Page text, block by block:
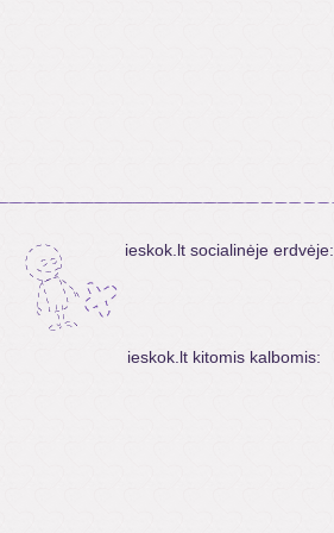
ieskok.lt socialinėje erdvėje:
ieskok.lt kitomis kalbomis: